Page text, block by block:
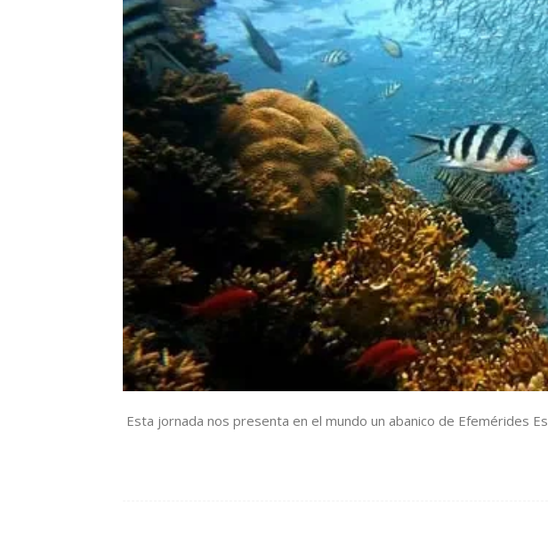
Esta jornada nos presenta en el mundo un abanico de Efemérides